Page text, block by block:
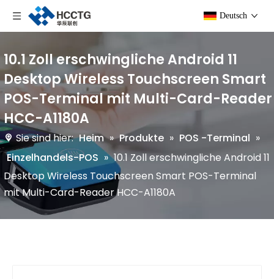
Deutsch
10.1 Zoll erschwingliche Android 11
Desktop Wireless Touchscreen Smart
POS-Terminal mit Multi-Card-Reader
HCC-A1180A
Sie sind hier: Heim » Produkte » POS -Terminal »
Einzelhandels-POS » 10.1 Zoll erschwingliche Android 11
Desktop Wireless Touchscreen Smart POS-Terminal
mit Multi-Card-Reader HCC-A1180A